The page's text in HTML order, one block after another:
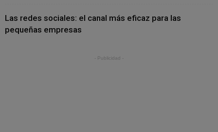
Las redes sociales: el canal más eficaz para las
pequeñas empresas
- Publicidad -